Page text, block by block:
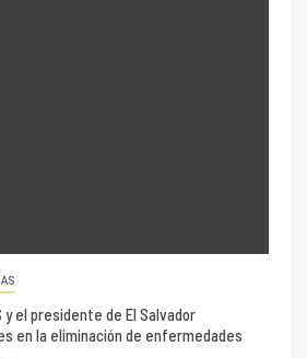
y el presidente de El Salvador
en la eliminación de enfermedades